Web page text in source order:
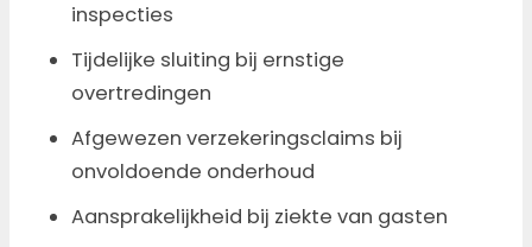
inspecties
Tijdelijke sluiting bij ernstige
overtredingen
Afgewezen verzekeringsclaims bij
onvoldoende onderhoud
Aansprakelijkheid bij ziekte van gasten